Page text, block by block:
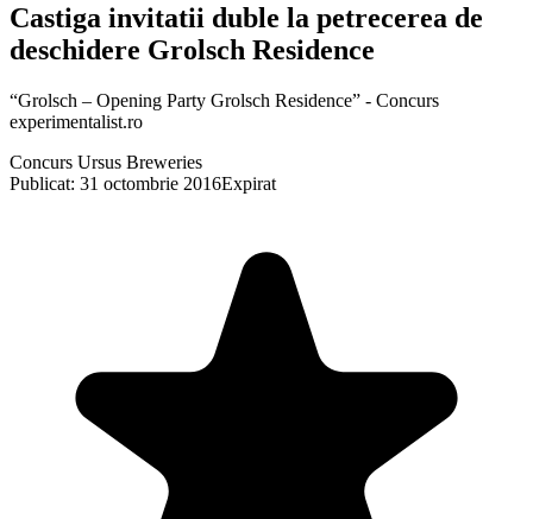
Castiga invitatii duble la petrecerea de
deschidere Grolsch Residence
“Grolsch – Opening Party Grolsch Residence” - Concurs
experimentalist.ro
Concurs Ursus Breweries
Publicat: 31 octombrie 2016Expirat